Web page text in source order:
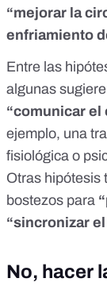
“mejorar la
enfriamiento
Entre las
algunas
“comunicar el
ejemplo, una
fisiológica o
Otras hipótesis
bostezos para
“sincronizar
No, hacer